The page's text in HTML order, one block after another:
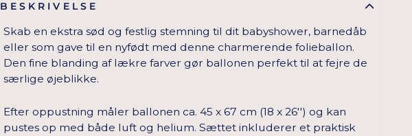
BESKRIVELSE
Skab en ekstra sød og festlig stemning til dit babyshower, barnedåb
eller som gave til en nyfødt med denne charmerende folieballon.
Den fine blanding af lækre farver gør ballonen perfekt til at fejre de
særlige øjeblikke.
Efter oppustning måler ballonen ca. 45 x 67 cm (18 x 26'') og kan
pustes op med både luft og helium. Sættet inkluderer et praktisk